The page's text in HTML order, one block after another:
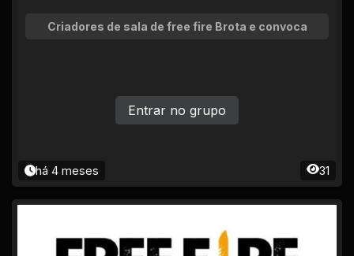
Criadores de sala de free fire Brota e convoca
há 4 meses 31
Entrar no grupo